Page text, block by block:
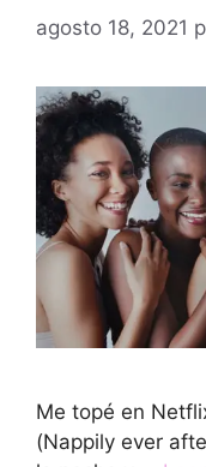
agosto 18, 2021
Me topé en
(Nappily ever